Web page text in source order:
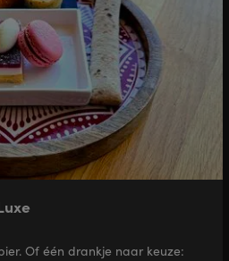
Of één drankje naar keuze: